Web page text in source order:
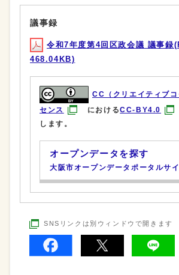
議事録
令和7年度第4回区政会議 議事録
468.04KB)
CC（クリエイティブ
センス
におけるCC-BY4.0
します。
オープンデータを探す
大阪市オープンデータポータルサ
SNSリンクは別ウィンドウで開きます